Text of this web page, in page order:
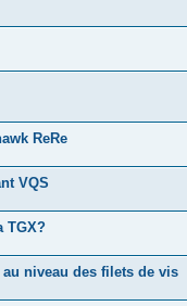
ReRe
VQS
TGX?
niveau des filets de vis